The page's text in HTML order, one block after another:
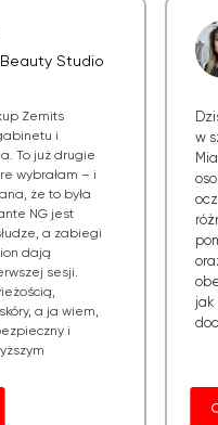
Studio
Zemits
i
To już drugie
wybrałam – i
że to była
NG jest
a zabiegi
dają
sesji.
a ja wiem,
i
w